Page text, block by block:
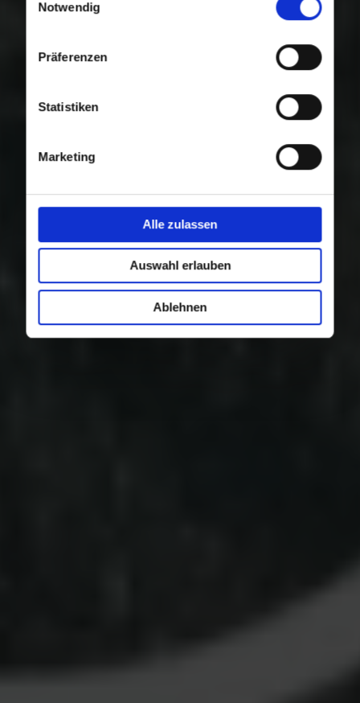
Nutzung der Dienste gesammelt haben.
Notwendig
Präferenzen
Statistiken
Marketing
Alle zulassen
Auswahl erlauben
Ablehnen